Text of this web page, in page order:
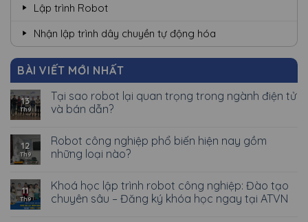
Lập trình Robot
Nhận lập trình dây chuyền tự động hóa
BÀI VIẾT MỚI NHẤT
13
Th9
Tại sao robot lại quan trọng trong ngành điện tử
và bán dẫn?
12
Th9
Robot công nghiệp phổ biến hiện nay gồm
những loại nào?
11
Th9
Khoá học lập trình robot công nghiệp: Đào tạo
chuyên sâu – Đăng ký khóa học ngay tại ATVN